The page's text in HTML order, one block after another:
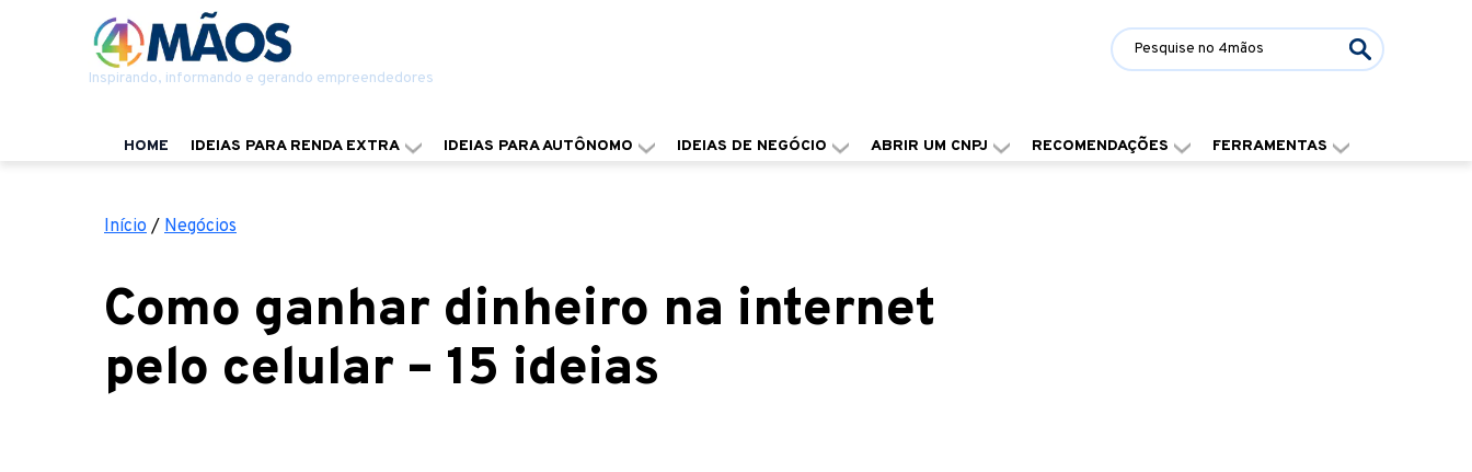
Inspirando, informando e gerando empreendedores
HOME IDEIAS PARA RENDA EXTRA IDEIAS PARA AUTÔNOMO IDEIAS DE NEGÓCIO ABRIR UM CNPJ RECOMENDAÇÕES FERRAMENTAS
Início / Negócios
Como ganhar dinheiro na internet
pelo celular – 15 ideias